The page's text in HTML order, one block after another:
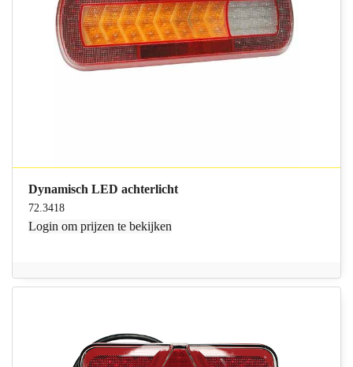
Dynamisch LED achterlicht
72.3418
Login om prijzen te bekijken